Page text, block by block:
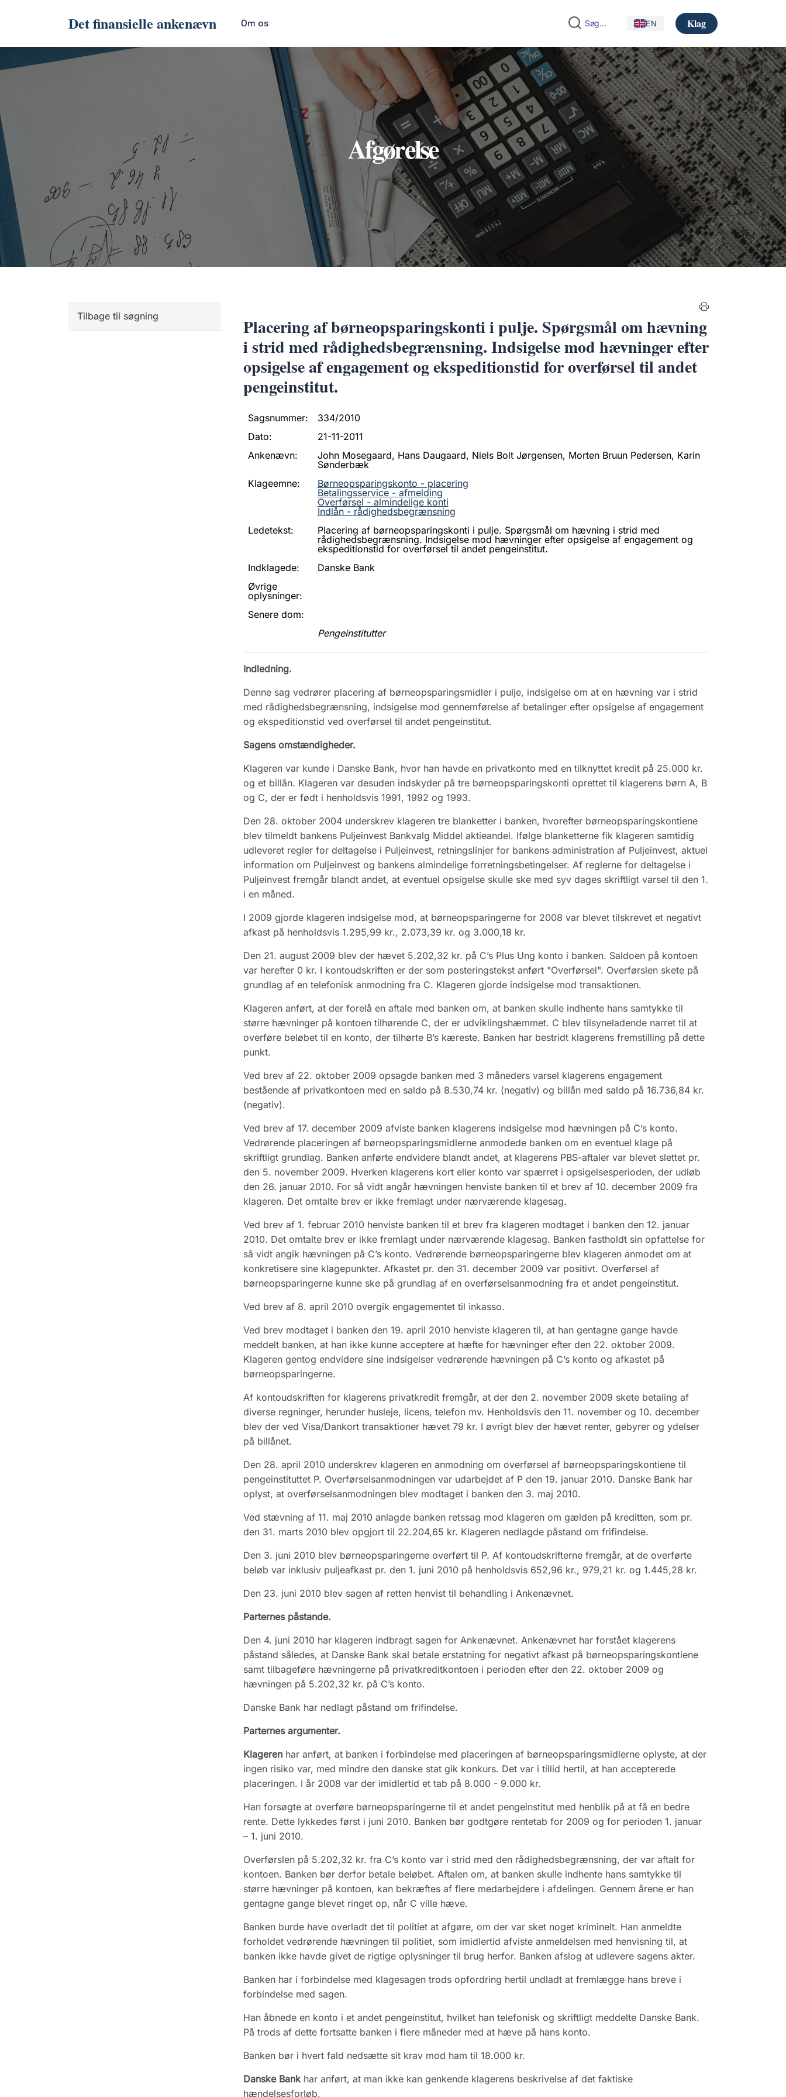
Det finansielle ankenævn Om os EN Klag
Afgørelse
Tilbage til søgning
Placering af børneopsparingskonti i pulje. Spørgsmål om hævning
i strid med rådighedsbegrænsning. Indsigelse mod hævninger efter
opsigelse af engagement og ekspeditionstid for overførsel til andet
pengeinstitut.
Sagsnummer:
334/2010
Dato:
21-11-2011
Ankenævn:
John Mosegaard, Hans Daugaard, Niels Bolt Jørgensen, Morten Bruun Pedersen, Karin
Sønderbæk
Klageemne:
Børneopsparingskonto - placering
Betalingsservice - afmelding
Overførsel - almindelige konti
Indlån - rådighedsbegrænsning
Ledetekst:
Placering af børneopsparingskonti i pulje. Spørgsmål om hævning i strid med
rådighedsbegrænsning. Indsigelse mod hævninger efter opsigelse af engagement og
ekspeditionstid for overførsel til andet pengeinstitut.
Indklagede:
Danske Bank
Øvrige
oplysninger:
Senere dom:
Pengeinstitutter
Indledning.
Denne sag vedrører placering af børneopsparingsmidler i pulje, indsigelse om at en hævning var i strid
med rådighedsbegrænsning, indsigelse mod gennemførelse af betalinger efter opsigelse af engagement
og ekspeditionstid ved overførsel til andet pengeinstitut.
Sagens omstændigheder.
Klageren var kunde i Danske Bank, hvor han havde en privatkonto med en tilknyttet kredit på 25.000 kr.
og et billån. Klageren var desuden indskyder på tre børneopsparingskonti oprettet til klagerens børn A, B
og C, der er født i henholdsvis 1991, 1992 og 1993.
Den 28. oktober 2004 underskrev klageren tre blanketter i banken, hvorefter børneopsparingskontiene
blev tilmeldt bankens Puljeinvest Bankvalg Middel aktieandel. Ifølge blanketterne fik klageren samtidig
udleveret regler for deltagelse i Puljeinvest, retningslinjer for bankens administration af Puljeinvest, aktuel
information om Pulje­invest og bankens almindelige forretningsbetingelser. Af reglerne for deltagelse i
Puljeinvest fremgår blandt andet, at eventuel opsigelse skulle ske med syv dages skriftligt varsel til den 1.
i en måned.
I 2009 gjorde klageren indsigelse mod, at børneopsparingerne for 2008 var blevet tilskrevet et negativt
afkast på henholdsvis 1.295,99 kr., 2.073,39 kr. og 3.000,18 kr.
Den 21. august 2009 blev der hævet 5.202,32 kr. på C’s Plus Ung konto i banken. Saldoen på kontoen
var herefter 0 kr. I kontoudskriften er der som posteringstekst anført "Overførsel". Overførslen skete på
grundlag af en telefonisk anmodning fra C. Klageren gjorde indsigelse mod transaktionen.
Klageren anført, at der forelå en aftale med banken om, at banken skulle indhente hans samtykke til
større hævninger på kontoen tilhørende C, der er udviklingshæmmet. C blev tilsyneladende narret til at
overføre beløbet til en konto, der tilhørte B’s kæreste. Banken har bestridt klagerens fremstilling på dette
punkt.
Ved brev af 22. oktober 2009 opsagde banken med 3 måneders varsel klagerens engagement
bestående af privatkontoen med en saldo på 8.530,74 kr. (negativ) og billån med saldo på 16.736,84 kr.
(negativ).
Ved brev af 17. december 2009 afviste banken klagerens indsigelse mod hævningen på C’s konto.
Vedrørende placeringen af børneopsparingsmidlerne anmodede banken om en eventuel klage på
skriftligt grundlag. Banken anførte endvidere blandt andet, at klagerens PBS-aftaler var blevet slettet pr.
den 5. november 2009. Hverken klagerens kort eller konto var spærret i opsigelsesperioden, der udløb
den 26. januar 2010. For så vidt angår hævningen henviste banken til et brev af 10. december 2009 fra
klageren. Det omtalte brev er ikke fremlagt under nærværende klagesag.
Ved brev af 1. februar 2010 henviste banken til et brev fra klageren modtaget i banken den 12. januar
2010. Det omtalte brev er ikke fremlagt under nærværende klagesag. Banken fastholdt sin opfattelse for
så vidt angik hævningen på C’s konto. Vedrørende børneopsparingerne blev klageren anmodet om at
konkretisere sine klagepunkter. Afkastet pr. den 31. december 2009 var positivt. Overførsel af
børneopsparingerne kunne ske på grundlag af en overførselsanmodning fra et andet pengeinstitut.
Ved brev af 8. april 2010 overgik engagementet til inkasso.
Ved brev modtaget i banken den 19. april 2010 henviste klageren til, at han gentagne gange havde
meddelt banken, at han ikke kunne acceptere at hæfte for hævninger efter den 22. oktober 2009.
Klageren gentog endvidere sine indsigelser vedrørende hævningen på C’s konto og afkastet på
børneopsparingerne.
Af kontoudskriften for klagerens privatkredit fremgår, at der den 2. november 2009 skete betaling af
diverse regninger, herunder husleje, licens, telefon mv. Henholdsvis den 11. november og 10. december
blev der ved Visa/Dankort transaktioner hævet 79 kr. I øvrigt blev der hævet renter, gebyrer og ydelser
på billånet.
Den 28. april 2010 underskrev klageren en anmodning om overførsel af børneopsparingskontiene til
pengeinstituttet P. Overførselsanmodningen var udarbejdet af P den 19. januar 2010. Danske Bank har
oplyst, at overførselsanmodningen blev modtaget i banken den 3. maj 2010.
Ved stævning af 11. maj 2010 anlagde banken retssag mod klageren om gælden på kreditten, som pr.
den 31. marts 2010 blev opgjort til 22.204,65 kr. Klageren nedlagde påstand om frifindelse.
Den 3. juni 2010 blev børneopsparingerne overført til P. Af kontoudskrifterne fremgår, at de overførte
beløb var inklusiv puljeafkast pr. den 1. juni 2010 på henholdsvis 652,96 kr., 979,21 kr. og 1.445,28 kr.
Den 23. juni 2010 blev sagen af retten henvist til behandling i Ankenævnet.
Parternes påstande.
Den 4. juni 2010 har klageren indbragt sagen for Ankenævnet. Ankenævnet har forstået klagerens
påstand således, at Danske Bank skal betale erstatning for negativt afkast på børneopsparingskontiene
samt tilbageføre hævningerne på privatkreditkontoen i perioden efter den 22. oktober 2009 og
hævningen på 5.202,32 kr. på C’s konto.
Danske Bank har nedlagt påstand om frifindelse.
Parternes argumenter.
Klagerenhar anført, at banken i forbindelse med placeringen af børneopsparingsmidlerne oplyste, at der
ingen risiko var, med mindre den danske stat gik konkurs. Det var i tillid hertil, at han accepterede
placeringen. I år 2008 var der imidlertid et tab på 8.000 - 9.000 kr.
Han forsøgte at overføre børneopsparingerne til et andet pengeinstitut med henblik på at få en bedre
rente. Dette lykkedes først i juni 2010. Banken bør godtgøre rentetab for 2009 og for perioden 1. januar
– 1. juni 2010.
Overførslen på 5.202,32 kr. fra C’s konto var i strid med den rådighedsbegrænsning, der var aftalt for
kontoen. Banken bør derfor betale beløbet. Aftalen om, at banken skulle indhente hans samtykke til
større hævninger på kontoen, kan bekræftes af flere medarbejdere i afdelingen. Gennem årene er han
gentagne gange blevet ringet op, når C ville hæve.
Banken burde have overladt det til politiet at afgøre, om der var sket noget kriminelt. Han anmeldte
forholdet vedrørende hævningen til politiet, som imidlertid afviste anmeldelsen med henvisning til, at
banken ikke havde givet de rigtige oplysninger til brug herfor. Banken afslog at udlevere sagens akter.
Banken har i forbindelse med klagesagen trods opfordring hertil undladt at fremlægge hans breve i
forbindelse med sagen.
Han åbnede en konto i et andet pengeinstitut, hvilket han telefonisk og skriftligt meddelte Danske Bank.
På trods af dette fortsatte banken i flere måneder med at hæve på hans konto.
Banken bør i hvert fald nedsætte sit krav mod ham til 18.000 kr.
Danske Bankhar anført, at man ikke kan genkende klagerens beskrivelse af det faktiske
hændelsesforløb.